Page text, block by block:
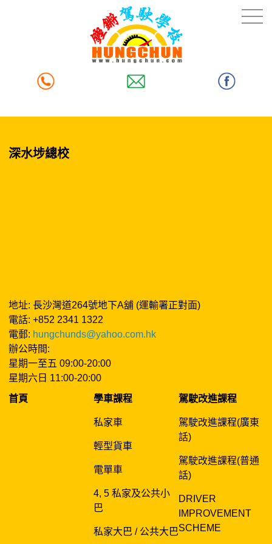
深水埗總校
地址: 長沙灣道264號地下A舖 (運輸署正對面)
電話: +852 2341 1322
電郵: hungchunds@yahoo.com.hk
辦公時間:
星期一至五 09:00-20:00
星期六日 11:00-20:00
首頁
學車課程
私家車
輕型貨車
電單車
4, 5 私家及公共小
巴
私家大巴 / 公共大巴
駕駛改進課程
駕駛改進課程(廣東
話)
駕駛改進課程(普通
話)
DRIVER
IMPROVEMENT
SCHEME